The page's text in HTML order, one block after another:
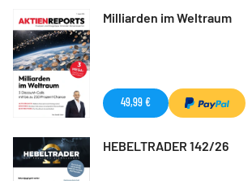
Milliarden im Weltraum
49,99 €
HEBELTRADER 142/26